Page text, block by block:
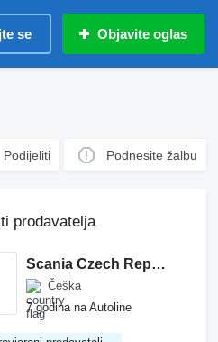
se Objavite oglas
Podijeliti Podnesite žalbu
prodavatelja
Scania Czech Republic s.r.o. - BUS
Češka
7 godina na Autoline